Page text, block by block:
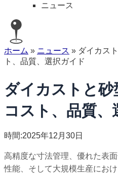
ニュース
ホーム » ニュース » ダイカス
ト、品質、選択ガイド
ダイカストと砂
コスト、品質、
時間:2025年12月30日
高精度な寸法管理、優れた表
性能、そして大規模生産にお